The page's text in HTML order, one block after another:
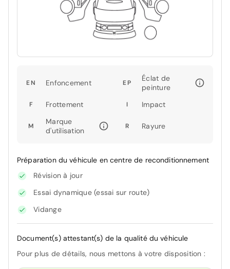
EN Enfoncement EP
Éclat de
peinture
F Frottement I Impact
M
Marque
d'utilisation
R Rayure
Préparation du véhicule en centre de reconditionnement
Révision à jour
Essai dynamique (essai sur route)
Vidange
Document(s) attestant(s) de la qualité du véhicule
Pour plus de détails, nous mettons à votre disposition :